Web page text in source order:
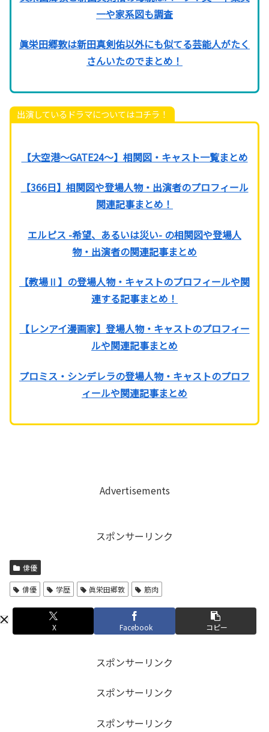
一や家系図も調査
眞栄田郷敦は新田真剣佑以外にも似てる芸能人がたく
さんいたのでまとめ！
出演しているドラマについてはコチラ！
【大空港～GATE24～】相関図・キャスト一覧まとめ
【366日】相関図や登場人物・出演者のプロフィール
関連記事まとめ！
エルピス -希望、あるいは災い- の相関図や登場人
物・出演者の関連記事まとめ
【教場Ⅱ】の登場人物・キャストのプロフィールや関
連する記事まとめ！
【レンアイ漫画家】登場人物・キャストのプロフィー
ルや関連記事まとめ
プロミス・シンデレラの登場人物・キャストのプロフ
ィールや関連記事まとめ
Advertisements
スポンサーリンク
俳優
俳優 学歴 眞栄田郷敦 筋肉
X Facebook コピー
スポンサーリンク
スポンサーリンク
スポンサーリンク